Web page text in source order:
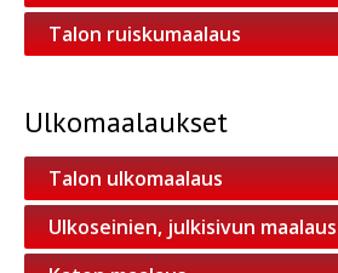
Talon ruiskumaalaus
Ulkomaalaukset
Talon ulkomaalaus
Ulkoseinien, julkisivun maalaus